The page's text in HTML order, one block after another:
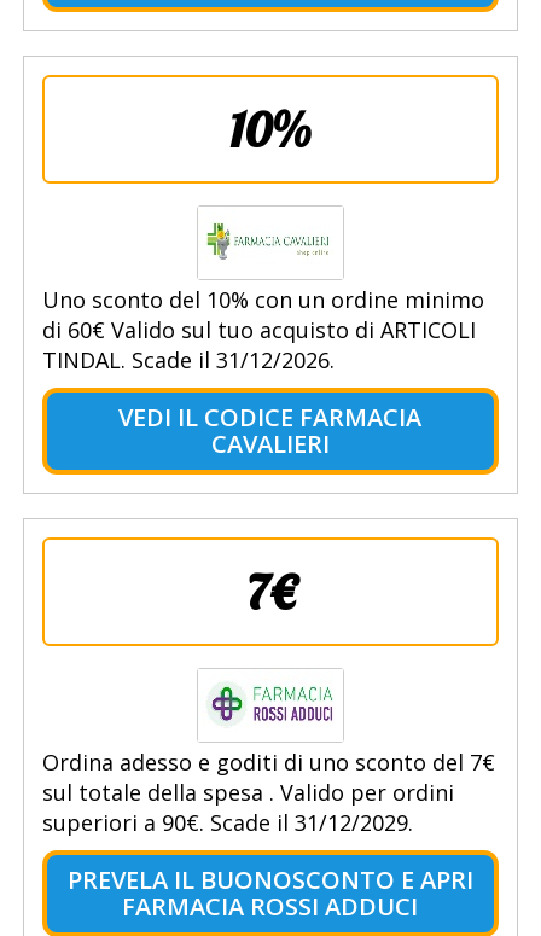
10%
Uno sconto del 10% con un ordine minimo
di 60€ Valido sul tuo acquisto di ARTICOLI
TINDAL. Scade il 31/12/2026.
VEDI IL CODICE FARMACIA
CAVALIERI
7€
Ordina adesso e goditi di uno sconto del 7€
sul totale della spesa . Valido per ordini
superiori a 90€. Scade il 31/12/2029.
PREVELA IL BUONOSCONTO E APRI
FARMACIA ROSSI ADDUCI